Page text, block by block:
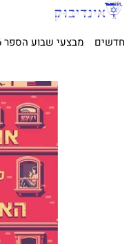
חדשים מבצעי שבוע הספר 2026